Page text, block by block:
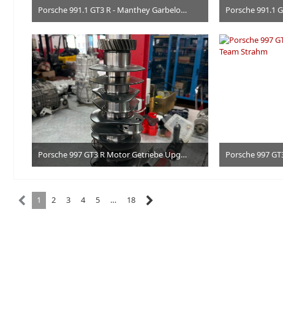
Porsche 991.1 GT3 R - Manthey Garbelotto Motor und Getriebe Revision
24. Juni 2026
Porsche 997 GT3 R Motor Getriebe Upgrade Team Strahm
14. April 2026
1 2 3 4 5 … 18